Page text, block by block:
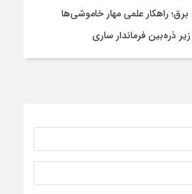
راهکار علمی مهار خاموشی‌ها
ذره‌بین فرماندار ساری